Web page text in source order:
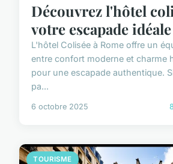
Découvrez l'hôtel
votre escapade
L'hôtel Colisée à Rome offre un
entre confort moderne et charme
pour une escapade authentique.
pa...
6 octobre 2025
TOURISME